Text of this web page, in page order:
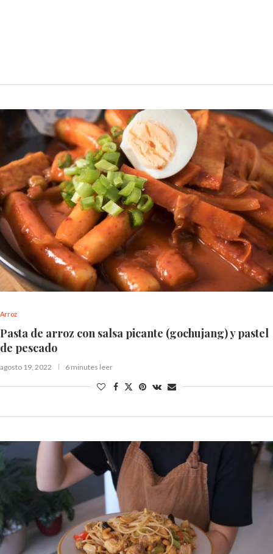
Arroz
Pasta de arroz con salsa picante (gochujang) y pastel
de pescado
agosto 19, 2022 6 minutes leer